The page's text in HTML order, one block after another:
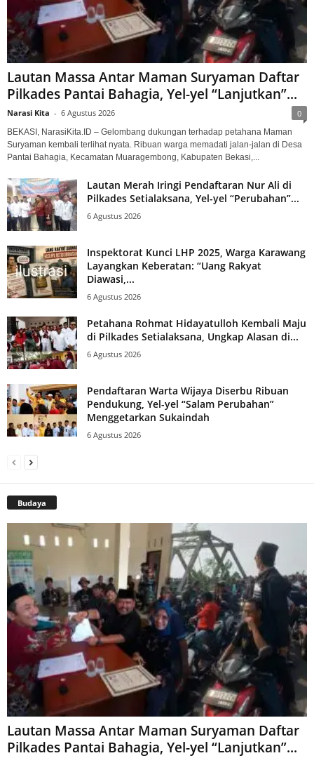
Lautan Massa Antar Maman Suryaman Daftar
Pilkades Pantai Bahagia, Yel-yel “Lanjutkan”...
Narasi Kita - 6 Agustus 2026 0
BEKASI, NarasiKita.ID – Gelombang dukungan terhadap petahana Maman
Suryaman kembali terlihat nyata. Ribuan warga memadati jalan-jalan di Desa
Pantai Bahagia, Kecamatan Muaragembong, Kabupaten Bekasi,...
Lautan Merah Iringi Pendaftaran Nur Ali di
Pilkades Setialaksana, Yel-yel “Perubahan”...
6 Agustus 2026
Inspektorat Kunci LHP 2025, Warga Karawang
Layangkan Keberatan: “Uang Rakyat
Diawasi,...
6 Agustus 2026
Petahana Rohmat Hidayatulloh Kembali Maju
di Pilkades Setialaksana, Ungkap Alasan di...
6 Agustus 2026
Pendaftaran Warta Wijaya Diserbu Ribuan
Pendukung, Yel-yel “Salam Perubahan”
Menggetarkan Sukaindah
6 Agustus 2026
Budaya
Lautan Massa Antar Maman Suryaman Daftar
Pilkades Pantai Bahagia, Yel-yel “Lanjutkan”...